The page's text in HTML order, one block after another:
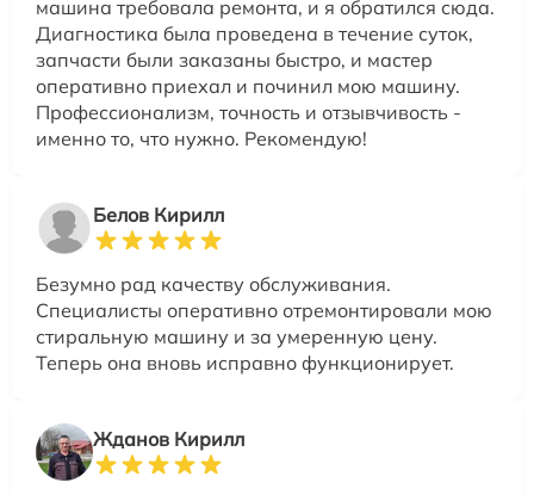
машина требовала ремонта, и я обратился сюда.
Диагностика была проведена в течение суток,
запчасти были заказаны быстро, и мастер
оперативно приехал и починил мою машину.
Профессионализм, точность и отзывчивость -
именно то, что нужно. Рекомендую!
Белов Кирилл
Безумно рад качеству обслуживания.
Специалисты оперативно отремонтировали мою
стиральную машину и за умеренную цену.
Теперь она вновь исправно функционирует.
Жданов Кирилл